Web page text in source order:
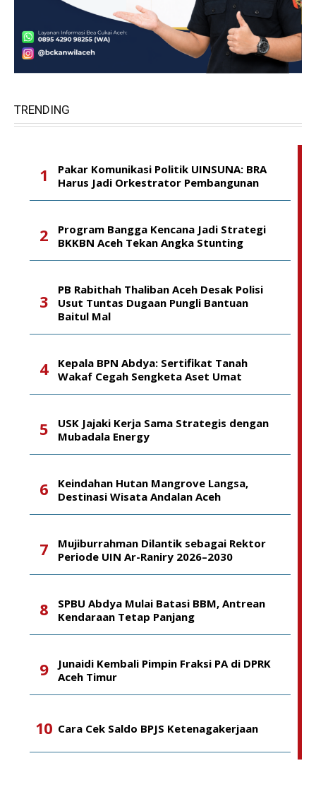
TRENDING
Pakar Komunikasi Politik UINSUNA: BRA
Harus Jadi Orkestrator Pembangunan
Program Bangga Kencana Jadi Strategi
BKKBN Aceh Tekan Angka Stunting
PB Rabithah Thaliban Aceh Desak Polisi
Usut Tuntas Dugaan Pungli Bantuan
Baitul Mal
Kepala BPN Abdya: Sertifikat Tanah
Wakaf Cegah Sengketa Aset Umat
USK Jajaki Kerja Sama Strategis dengan
Mubadala Energy
Keindahan Hutan Mangrove Langsa,
Destinasi Wisata Andalan Aceh
Mujiburrahman Dilantik sebagai Rektor
Periode UIN Ar-Raniry 2026–2030
SPBU Abdya Mulai Batasi BBM, Antrean
Kendaraan Tetap Panjang
Junaidi Kembali Pimpin Fraksi PA di DPRK
Aceh Timur
Cara Cek Saldo BPJS Ketenagakerjaan